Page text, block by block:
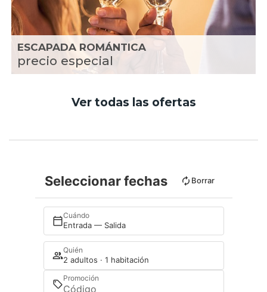
ESCAPADA ROMÁNTICA
precio especial
Ver todas las ofertas
Seleccionar fechas Borrar
Cuándo
Entrada — Salida
Quién
2 adultos · 1 habitación
Promoción